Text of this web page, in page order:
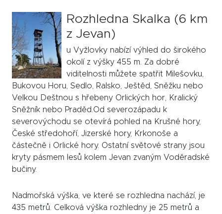
Rozhledna Skalka (6 km
z Jevan)
u Vyžlovky nabízí výhled do širokého
okolí z výšky 455 m. Za dobré
viditelnosti můžete spatřit Milešovku,
Bukovou Horu, Sedlo, Ralsko, Ještěd, Sněžku nebo
Velkou Deštnou s hřebeny Orlických hor, Kralický
Sněžník nebo Praděd.Od severozápadu k
severovýchodu se otevírá pohled na Krušné hory,
České středohoří, Jizerské hory, Krkonoše a
částečně i Orlické hory. Ostatní světové strany jsou
kryty pásmem lesů kolem Jevan zvaným Voděradské
bučiny.
Nadmořská výška, ve které se rozhledna nachází, je
435 metrů. Celková výška rozhledny je 25 metrů a